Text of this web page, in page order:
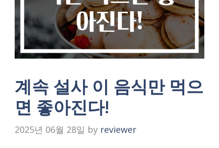
계속 설사 이 음식만 먹으
면 좋아진다!
2025년 06월 28일 by reviewer